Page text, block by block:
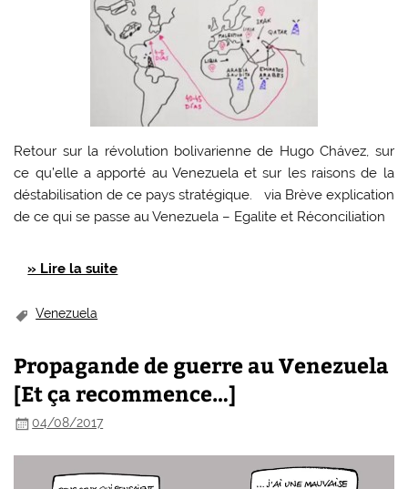
Retour sur la révolution bolivarienne de Hugo Chávez, sur
ce qu’elle a apporté au Venezuela et sur les raisons de la
déstabilisation de ce pays stratégique. via Brève explication
de ce qui se passe au Venezuela – Egalite et Réconciliation
» Lire la suite
Venezuela
Propagande de guerre au Venezuela
[Et ça recommence…]
04/08/2017